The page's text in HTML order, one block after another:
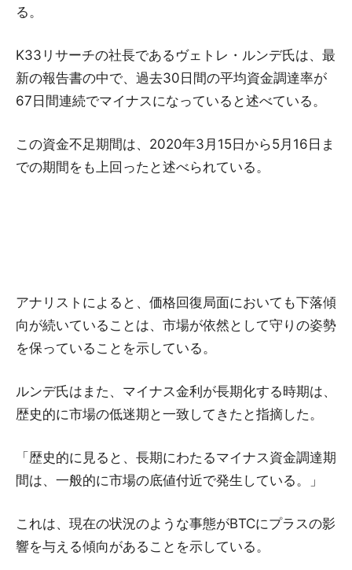
る。
K33リサーチの社長であるヴェトレ・ルンデ氏は、最
新の報告書の中で、過去30日間の平均資金調達率が
67日間連続でマイナスになっていると述べている。
この資金不足期間は、2020年3月15日から5月16日ま
での期間をも上回ったと述べられている。
アナリストによると、価格回復局面においても下落傾
向が続いていることは、市場が依然として守りの姿勢
を保っていることを示している。
ルンデ氏はまた、マイナス金利が長期化する時期は、
歴史的に市場の低迷期と一致してきたと指摘した。
「歴史的に見ると、長期にわたるマイナス資金調達期
間は、一般的に市場の底値付近で発生している。」
これは、現在の状況のような事態がBTCにプラスの影
響を与える傾向があることを示している。